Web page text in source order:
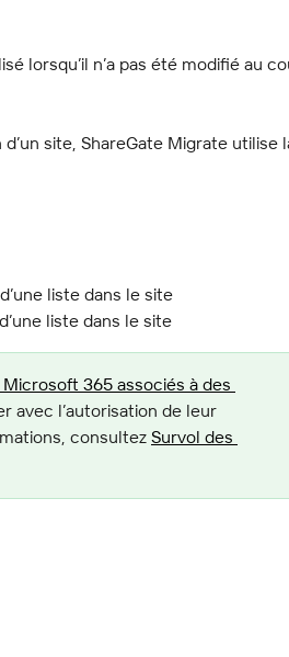
lorsqu’il n’a pas été modifié au
site, ShareGate Migrate utilise
liste dans le site
liste dans le site
365 associés à des
avec l’autorisation de leur
consultez Survol des